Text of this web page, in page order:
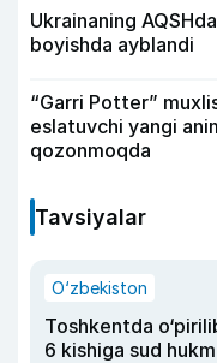
Ukrainaning
boyishda ayblandi
“Garri Potter”
eslatuvchi yangi
qozonmoqda
Tavsiyalar
O‘zbekiston
Toshkentda
6 kishiga sud